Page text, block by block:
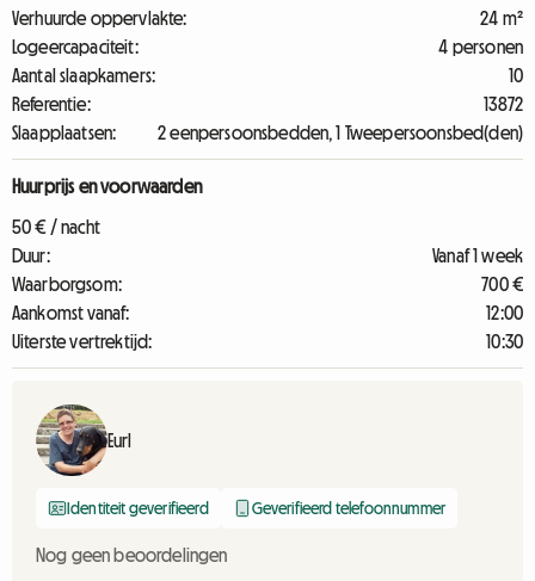
Verhuurde oppervlakte:
24 m²
Logeercapaciteit:
4 personen
Aantal slaapkamers:
10
Referentie:
13872
Slaapplaatsen:
2 eenpersoonsbedden, 1 Tweepersoonsbed(den)
Huurprijs en voorwaarden
50 € / nacht
Duur:
Vanaf 1 week
Waarborgsom:
700 €
Aankomst vanaf:
12:00
Uiterste vertrektijd:
10:30
Eurl
Identiteit geverifieerd Geverifieerd telefoonnummer
Nog geen beoordelingen